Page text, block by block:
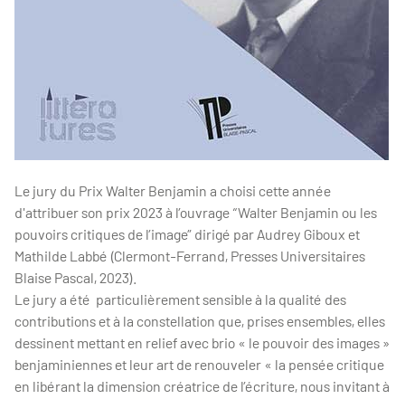
Le jury du Prix Walter Benjamin a choisi cette année
d'attribuer son prix 2023 à l’ouvrage “Walter Benjamin ou les
pouvoirs critiques de l’image” dirigé par Audrey Giboux et
Mathilde Labbé (Clermont-Ferrand, Presses Universitaires
Blaise Pascal, 2023).
Le jury a été particulièrement sensible à la qualité des
contributions et à la constellation que, prises ensembles, elles
dessinent mettant en relief avec brio « le pouvoir des images »
benjaminiennes et leur art de renouveler « la pensée critique
en libérant la dimension créatrice de l’écriture, nous invitant à